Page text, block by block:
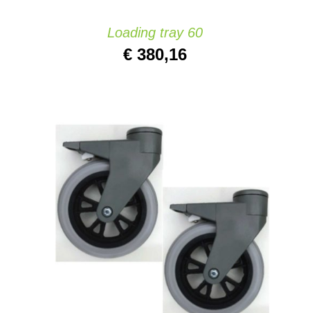
Loading tray 60
€ 380,16
AÑADIR AL CARRITO
/
DETAILS